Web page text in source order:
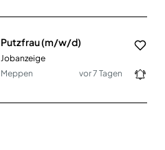
Putzfrau (m/w/d)
Jobanzeige
Meppen
vor 7 Tagen